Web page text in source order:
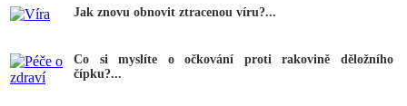
Jak znovu obnovit ztracenou víru?...
Co si myslíte o očkování proti rakovině děložního
čípku?...